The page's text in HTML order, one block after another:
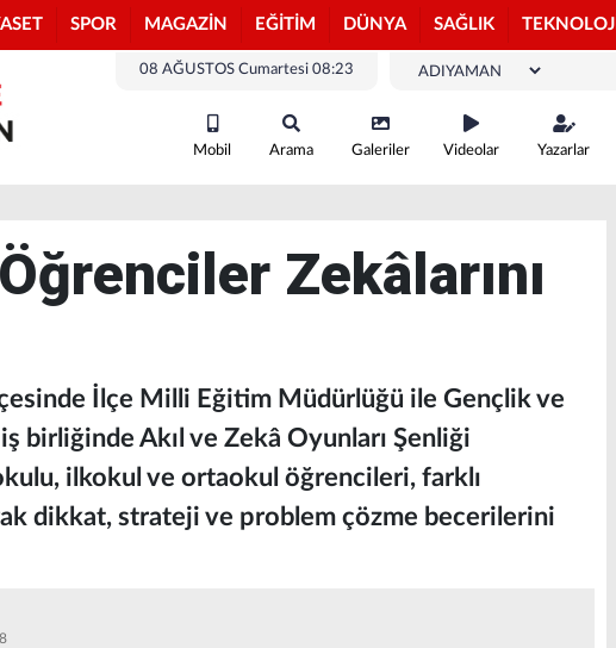
SPOR MAGAZİN EĞİTİM DÜNYA SAĞLIK TEKNOLOJİ
08 AĞUSTOS Cumartesi 08:23
Mobil Arama Galeriler Videolar Yazarlar
Zekâlarını
İlçe Milli Eğitim Müdürlüğü ile Gençlik ve
birliğinde Akıl ve Zekâ Oyunları Şenliği
ilkokul ve ortaokul öğrencileri, farklı
dikkat, strateji ve problem çözme becerilerini